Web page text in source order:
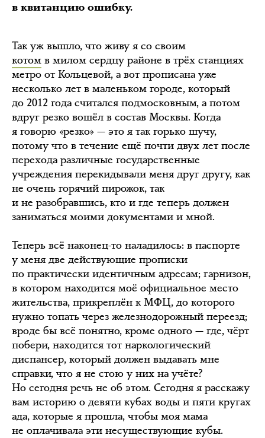
в квитанцию ошибку.
Так уж вышло, что живу я со своим
котом в милом сердцу районе в трёх станциях
метро от Кольцевой, а вот прописана уже
несколько лет в маленьком городе, который
до 2012 года считался подмосковным, а потом
вдруг резко вошёл в состав Москвы. Когда
я говорю «резко» — это я так горько шучу,
потому что в течение ещё почти двух лет после
перехода различные государственные
учреждения перекидывали меня друг другу, как
не очень горячий пирожок, так
и не разобравшись, кто и где теперь должен
заниматься моими документами и мной.
Теперь всё наконец-то наладилось: в паспорте
у меня две действующие прописки
по практически идентичным адресам; гарнизон,
в котором находится моё официальное место
жительства, прикреплён к МФЦ, до которого
нужно топать через железнодорожный переезд;
вроде бы всё понятно, кроме одного — где, чёрт
побери, находится тот наркологический
диспансер, который должен выдавать мне
справки, что я не стою у них на учёте?
Но сегодня речь не об этом. Сегодня я расскажу
вам историю о девяти кубах воды и пяти кругах
ада, которые я прошла, чтобы моя мама
не оплачивала эти несуществующие кубы.